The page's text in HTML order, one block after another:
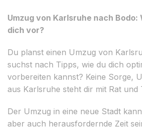
Umzug von Karlsruhe nach
dich vor?
Du planst einen Umzug von
suchst nach Tipps, wie du dich
vorbereiten kannst? Keine Sorge,
aus Karlsruhe steht dir mit Rat und
Der Umzug in eine neue Stadt
aber auch herausfordernde Zeit